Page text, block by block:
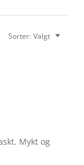
Sorter: Valgt
Mykt og